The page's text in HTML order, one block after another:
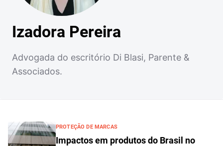
Izadora Pereira
Advogada do escritório Di Blasi, Parente &
Associados.
PROTEÇÃO DE MARCAS
Impactos em produtos do Brasil no